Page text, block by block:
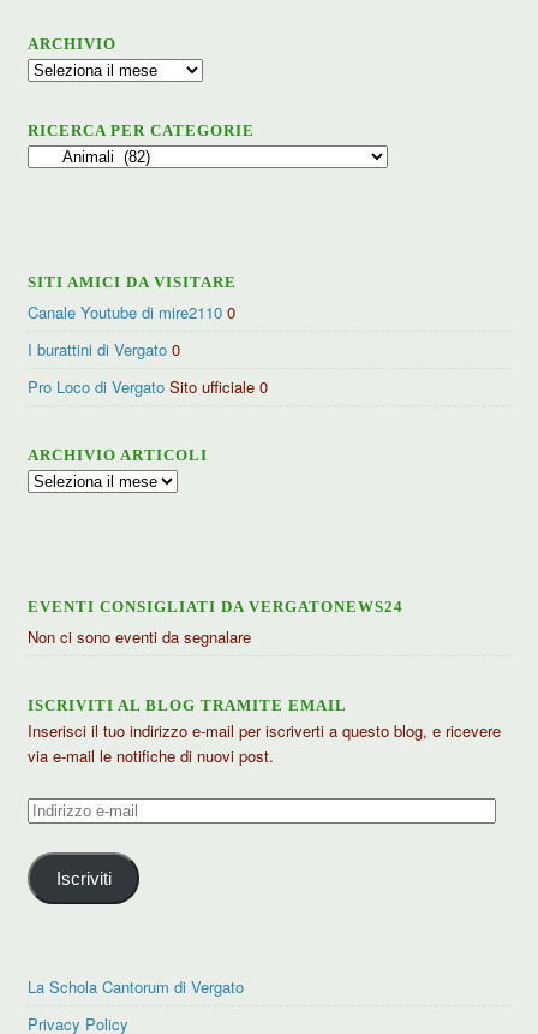
ARCHIVIO
Archivio
RICERCA PER CATEGORIE
Ricerca
SITI AMICI DA VISITARE
Canale Youtube di mire2110 0
I burattini di Vergato 0
Pro Loco di Vergato Sito ufficiale 0
ARCHIVIO ARTICOLI
Archivio
EVENTI CONSIGLIATI DA VERGATONEWS24
Non ci sono eventi da segnalare
ISCRIVITI AL BLOG TRAMITE EMAIL
Inserisci il tuo indirizzo e-mail per iscriverti a questo blog, e ricevere
via e-mail le notifiche di nuovi post.
Indirizzo
mail
Iscriviti
La Schola Cantorum di Vergato
Privacy Policy